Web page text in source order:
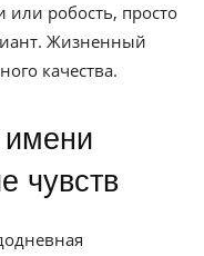
или робость, просто
Жизненный
качества.
чувств